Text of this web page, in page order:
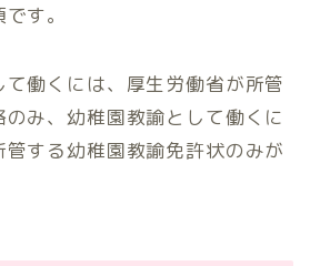
す。
働くには、厚生労働省が所管
み、幼稚園教諭として働くに
する幼稚園教諭免許状のみが